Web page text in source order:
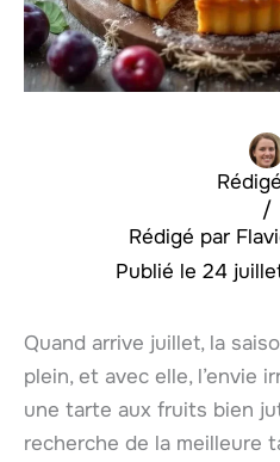
/
24
Quand arrive juillet, la
plein, et avec elle, l’envie
une tarte aux fruits bien
recherche de la meilleure